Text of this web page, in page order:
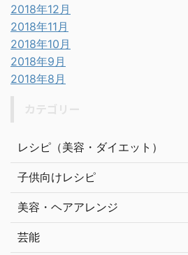
2018年12月
2018年11月
2018年10月
2018年9月
2018年8月
レシピ（美容・ダイエット）
子供向けレシピ
美容・ヘアアレンジ
芸能